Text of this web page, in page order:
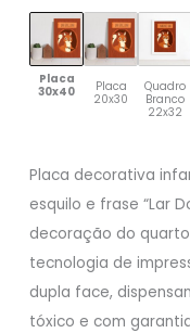
Placa
30x40
Placa
20x30
Quadro
Branco
22x32
Placa decorativa
esquilo e frase “Lar
decoração do
tecnologia de
dupla face,
tóxico e com